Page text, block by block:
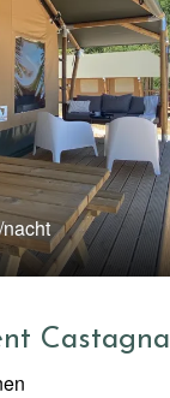
Castagna